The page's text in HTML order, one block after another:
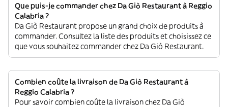
Que puis-je commander chez Da Giò Restaurant à Reggio
Calabria ?
Da Giò Restaurant propose un grand choix de produits à
commander. Consultez la liste des produits et choisissez ce
que vous souhaitez commander chez Da Giò Restaurant.
Combien coûte la livraison de Da Giò Restaurant à
Reggio Calabria ?
Pour savoir combien coûte la livraison chez Da Giò